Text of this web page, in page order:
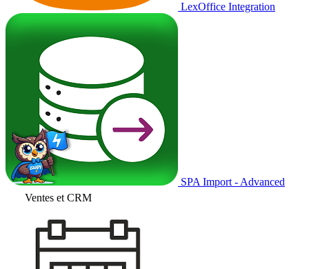
LexOffice Integration
SPA Import - Advanced
Ventes et CRM